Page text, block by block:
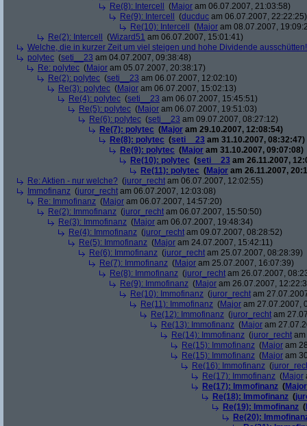
Re(8): Intercell
(Major am 06.07.2007, 21:03:58)
Re(9): Intercell
(ducduc am 06.07.2007, 22:22:25)
Re(10): Intercell
(Major am 08.07.2007,
Re(2): Intercell
(Wizard51 am 06.07.2007, 15:01:41)
Welche, die in kurzer Zeit um viel steigen und hohe Dividende
polytec (seti__23 am 04.07.2007, 09:38:48)
Re: polytec (Major am 05.07.2007, 20:38:17)
Re(2): polytec (seti__23 am 06.07.2007, 12:02:10)
Re(3): polytec (Major am 06.07.2007, 15:02:13)
Re(4): polytec (seti__23 am 06.07.2007, 15:45:51)
Re(5): polytec (Major am 06.07.2007, 19:51:03)
Re(6): polytec (seti__23 am 09.07.2007, 08:27:12)
Re(7): polytec (Major am 29.10.2007, 12:08:54)
Re(8): polytec (seti__23 am 31.10.2007, 08:32:47)
Re(9): polytec (Major am 31.10.2007, 09:07:08)
Re(10): polytec (seti__23 am 26.11.2007,
Re(11): polytec (Major am 26.11.2007,
Re: Aktien - nur welche? (juror_recht am 06.07.2007, 12:02:55)
Immofinanz (juror_recht am 06.07.2007, 12:03:08)
Re: Immofinanz (Major am 06.07.2007, 14:57:20)
Re(2): Immofinanz (juror_recht am 06.07.2007, 15:50:50)
Re(3): Immofinanz (Major am 06.07.2007, 19:48:34)
Re(4): Immofinanz (juror_recht am 09.07.2007, 08:28:52)
Re(5): Immofinanz (Major am 24.07.2007, 15:42:11)
Re(6): Immofinanz (juror_recht am 25.07.2007, 08:28:39)
Re(7): Immofinanz (Major am 25.07.2007, 16:07:39)
Re(8): Immofinanz (juror_recht am 26.07.2007,
Re(9): Immofinanz (Major am 26.07.2007,
Re(10): Immofinanz (juror_recht am
Re(11): Immofinanz (Major am 27.07.2007,
Re(12): Immofinanz (juror_recht am
Re(13): Immofinanz (Major am
Re(14): Immofinanz (juror_recht
Re(15): Immofinanz (Major am
Re(15): Immofinanz (Major am
Re(16): Immofinanz (
Re(17): Immofinanz (Major
Re(17): Immofinanz (Major
Re(18): Immofinanz (
Re(19): Immofinanz (
Re(20):